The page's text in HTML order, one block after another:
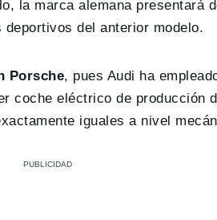
la marca alemana presentará
del anterior modelo.
Porsche, pues Audi ha
coche eléctrico de producción
iguales a nivel